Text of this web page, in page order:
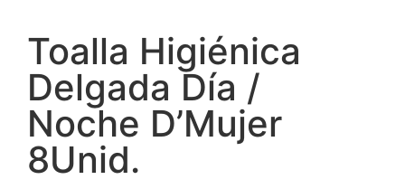
Toalla Higiénica
Delgada Día /
Noche D’Mujer
8Unid.